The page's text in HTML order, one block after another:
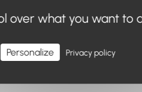
over what you want to
Personalize Privacy policy